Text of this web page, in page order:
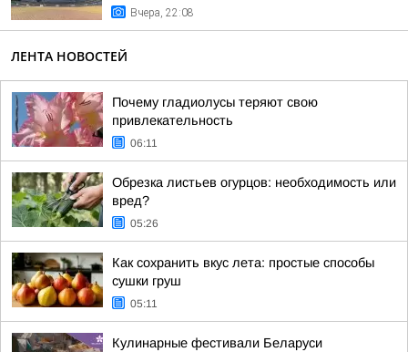
Вчера, 22:08
ЛЕНТА НОВОСТЕЙ
Почему гладиолусы теряют свою
привлекательность
06:11
Обрезка листьев огурцов: необходимость или
вред?
05:26
Как сохранить вкус лета: простые способы
сушки груш
05:11
Кулинарные фестивали Беларуси